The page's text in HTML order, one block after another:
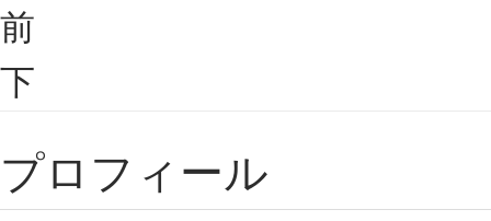
前
下
プロフィール